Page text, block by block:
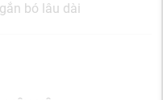
bó lâu dài